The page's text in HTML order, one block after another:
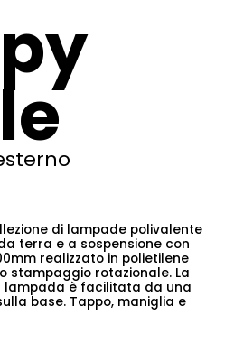
di lampade polivalente
terra e a sospensione con
realizzato in polietilene
stampaggio rotazionale. La
lampada è facilitata da una
base. Tappo, maniglia e